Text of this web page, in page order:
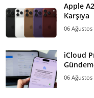
Apple
Karşıya
06 Ağustos
iCloud
06 Ağustos